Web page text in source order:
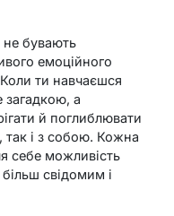
бувають
емоційного
ти навчаєшся
загадкою, а
й поглиблювати
і з собою. Кожна
себе можливість
свідомим і